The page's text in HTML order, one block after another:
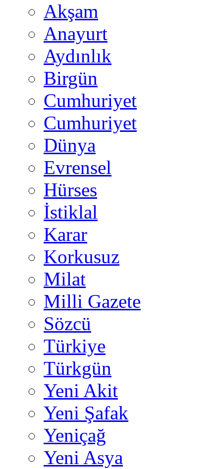
Akşam
Anayurt
Aydınlık
Birgün
Cumhuriyet
Cumhuriyet
Dünya
Evrensel
Hürses
İstiklal
Karar
Korkusuz
Milat
Milli Gazete
Sözcü
Türkiye
Türkgün
Yeni Akit
Yeni Şafak
Yeniçağ
Yeni Asya